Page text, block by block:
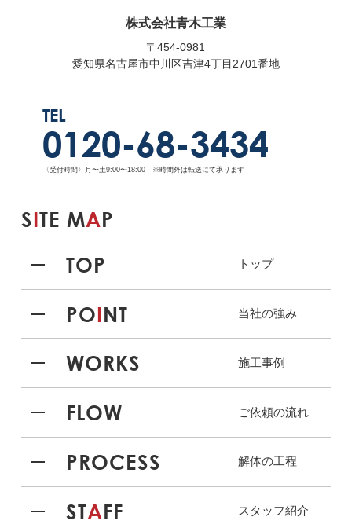
株式会社青木工業
〒454-0981
愛知県名古屋市中川区吉津4丁目2701番地
TEL
0120-68-3434
〈受付時間〉月〜土9:00〜18:00 ※時間外は転送にて承ります
SITE MAP
TOP
トップ
POINT 当社の強み
WORKS 施工事例
FLOW ご依頼の流れ
PROCESS 解体の工程
STAFF スタッフ紹介